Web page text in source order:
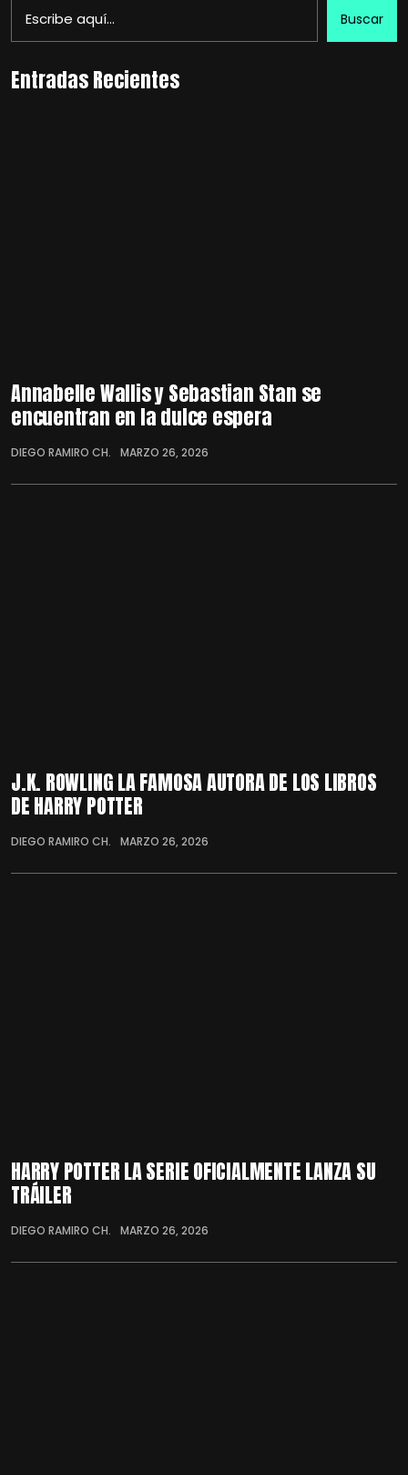
Buscar
Entradas Recientes
Annabelle Wallis y Sebastian Stan se
encuentran en la dulce espera
DIEGO RAMIRO CH. MARZO 26, 2026
J.K. ROWLING LA FAMOSA AUTORA DE LOS LIBROS
DE HARRY POTTER
DIEGO RAMIRO CH. MARZO 26, 2026
HARRY POTTER LA SERIE OFICIALMENTE LANZA SU
TRÁILER
DIEGO RAMIRO CH. MARZO 26, 2026